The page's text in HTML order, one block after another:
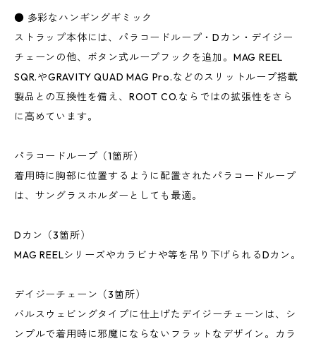
● 多彩なハンギングギミック
ストラップ本体には、パラコードループ・Dカン・デイジー
チェーンの他、ボタン式ループフックを追加。MAG REEL
SQR.やGRAVITY QUAD MAG Pro.などのスリットループ搭載
製品との互換性を備え、ROOT CO.ならではの拡張性をさら
に高めています。
パラコードループ（1箇所）
着用時に胸部に位置するように配置されたパラコードループ
は、サングラスホルダーとしても最適。
Dカン（3箇所）
MAG REELシリーズやカラビナや等を吊り下げられるDカン。
デイジーチェーン（3箇所）
バルスウェビングタイプに仕上げたデイジーチェーンは、シ
ンプルで着用時に邪魔にならないフラットなデザイン。カラ